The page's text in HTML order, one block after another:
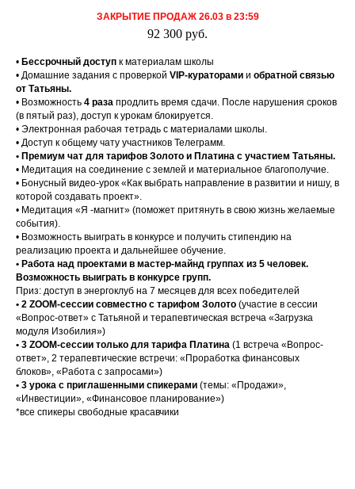
ЗАКРЫТИЕ ПРОДАЖ 26.03 в 23:59
92 300 руб.
• Бессрочный доступ к материалам школы
• Домашние задания с проверкой VIP-кураторами и обратной связью
от Татьяны.
• Возможность 4 раза продлить время сдачи. После нарушения сроков
(в пятый раз), доступ к урокам блокируется.
• Электронная рабочая тетрадь с материалами школы.
• Доступ к общему чату участников Телеграмм.
• Премиум чат для тарифов Золото и Платина с участием Татьяны.
• Медитация на соединение с землей и материальное благополучие.
• Бонусный видео-урок «Как выбрать направление в развитии и нишу, в
которой создавать проект».
• Медитация «Я -магнит» (поможет притянуть в свою жизнь желаемые
события).
• Возможность выиграть в конкурсе и получить стипендию на
реализацию проекта и дальнейшее обучение.
• Работа над проектами в мастер-майнд группах из 5 человек.
Возможность выиграть в конкурсе групп.
Приз: доступ в энергоклуб на 7 месяцев для всех победителей
• 2 ZOOM-сессии совместно с тарифом Золото (участие в сессии
«Вопрос-ответ» с Татьяной и терапевтическая встреча «Загрузка
модуля Изобилия»)
• 3 ZOOM-сессии только для тарифа Платина (1 встреча «Вопрос-
ответ», 2 терапевтические встречи: «Проработка финансовых
блоков», «Работа с запросами»)
• 3 урока с приглашенными спикерами (темы: «Продажи»,
«Инвестиции», «Финансовое планирование»)
*все спикеры свободные красавчики